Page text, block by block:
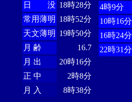
日 没 18時28分
常用薄明 18時52分
天文薄明 19時50分
月 齢
16.7
月 出
20時16分
正 中
2時8分
月 入
8時38分
4時9分
10時16分
16時24分
22時31分